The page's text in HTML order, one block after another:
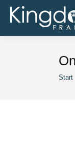
Sie
Start